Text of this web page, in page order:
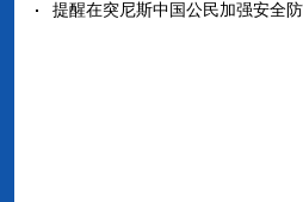
提醒在突尼斯中国公民加强安全防